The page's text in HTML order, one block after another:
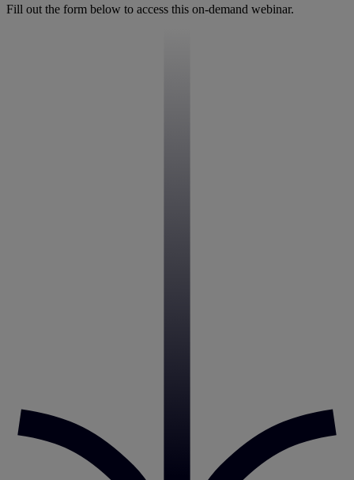
Fill out the form below to access this on-demand webinar.